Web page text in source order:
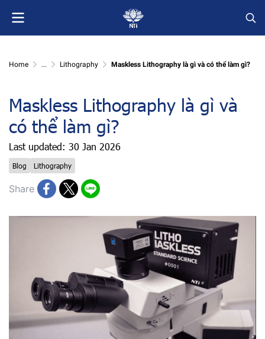
Home ... Lithography Maskless Lithography là gì và có thể làm gì?
Maskless Lithography là gì và
có thể làm gì?
Last updated: 30 Jan 2026
Blog Lithography
Share